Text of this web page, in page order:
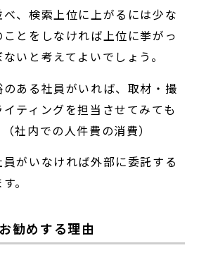
、検索上位に上がるには少な
とをしなければ上位に挙がっ
いと考えてよいでしょう。
ある社員がいれば、取材・撮
ティングを担当させてみても
社内での人件費の消費）
がいなければ外部に委託する
。
勧めする理由